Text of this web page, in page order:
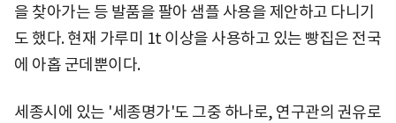
을 찾아가는 등 발품을 팔아 샘플 사용을 제안하고 다니기
도 했다. 현재 가루미 1t 이상을 사용하고 있는 빵집은 전국
에 아홉 군데뿐이다.
세종시에 있는 '세종명가'도 그중 하나로, 연구관의 권유로